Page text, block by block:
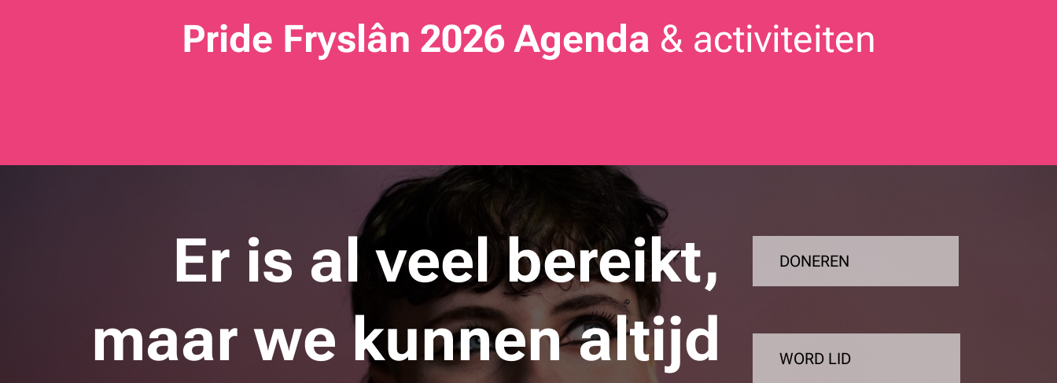
Pride Fryslân 2026 Agenda & activiteiten
Er is al veel bereikt,
maar we kunnen altijd
DONEREN
WORD LID